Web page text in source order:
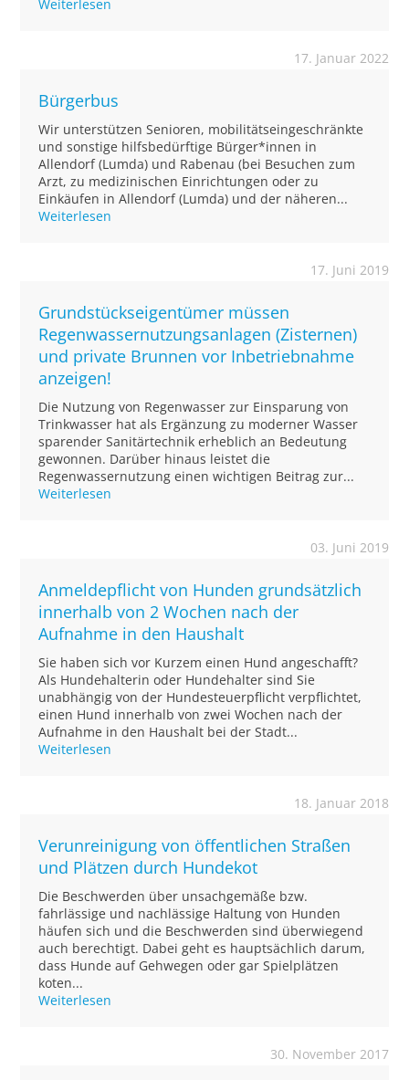
Weiterlesen
17. Januar 2022
Bürgerbus
Wir unterstützen Senioren, mobilitätseingeschränkte
und sonstige hilfsbedürftige Bürger*innen in
Allendorf (Lumda) und Rabenau (bei Besuchen zum
Arzt, zu medizinischen Einrichtungen oder zu
Einkäufen in Allendorf (Lumda) und der näheren...
Weiterlesen
17. Juni 2019
Grundstückseigentümer müssen
Regenwassernutzungsanlagen (Zisternen)
und private Brunnen vor Inbetriebnahme
anzeigen!
Die Nutzung von Regenwasser zur Einsparung von
Trinkwasser hat als Ergänzung zu moderner Wasser
sparender Sanitärtechnik erheblich an Bedeutung
gewonnen. Darüber hinaus leistet die
Regenwassernutzung einen wichtigen Beitrag zur...
Weiterlesen
03. Juni 2019
Anmeldepflicht von Hunden grundsätzlich
innerhalb von 2 Wochen nach der
Aufnahme in den Haushalt
Sie haben sich vor Kurzem einen Hund angeschafft?
Als Hundehalterin oder Hundehalter sind Sie
unabhängig von der Hundesteuerpflicht verpflichtet,
einen Hund innerhalb von zwei Wochen nach der
Aufnahme in den Haushalt bei der Stadt...
Weiterlesen
18. Januar 2018
Verunreinigung von öffentlichen Straßen
und Plätzen durch Hundekot
Die Beschwerden über unsachgemäße bzw.
fahrlässige und nachlässige Haltung von Hunden
häufen sich und die Beschwerden sind überwiegend
auch berechtigt. Dabei geht es hauptsächlich darum,
dass Hunde auf Gehwegen oder gar Spielplätzen
koten...
Weiterlesen
30. November 2017